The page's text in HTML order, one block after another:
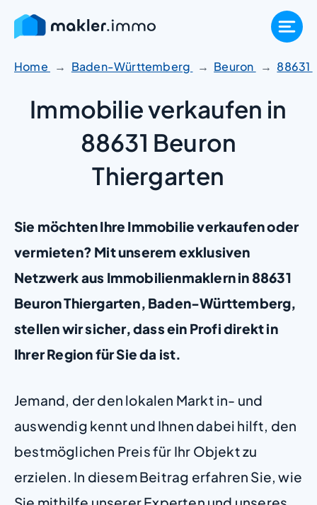
Zum
Inhalt
springen
Home Baden-Württemberg Beuron 88631
Immobilie verkaufen in
88631 Beuron
Thiergarten
Sie möchten Ihre Immobilie verkaufen oder
vermieten? Mit unserem exklusiven
Netzwerk aus Immobilienmaklern in 88631
Beuron Thiergarten, Baden-Württemberg,
stellen wir sicher, dass ein Profi direkt in
Ihrer Region für Sie da ist.
Jemand, der den lokalen Markt in- und
auswendig kennt und Ihnen dabei hilft, den
bestmöglichen Preis für Ihr Objekt zu
erzielen. In diesem Beitrag erfahren Sie, wie